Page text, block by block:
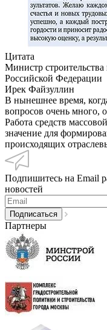
Цитата
Министр
Российской Федерации
Ирек Файзуллин
В нынешнее время,
вопросов очень много,
Работа средств
значение для
происходящих
Подпишитесь на Email
новостей
Партнеры